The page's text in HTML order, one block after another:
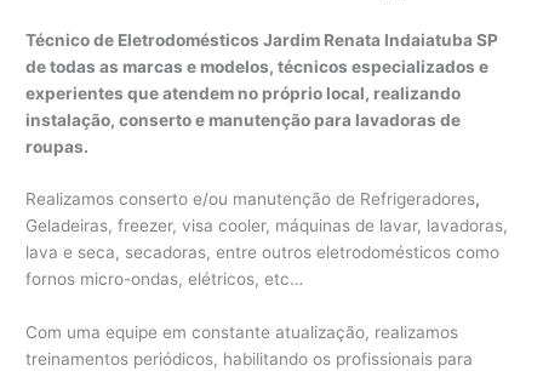
Técnico de Eletrodomésticos Jardim Renata Indaiatuba SP
de todas as marcas e modelos, técnicos especializados e
experientes que atendem no próprio local, realizando
instalação, conserto e manutenção para lavadoras de
roupas.
Realizamos conserto e/ou manutenção de Refrigeradores,
Geladeiras, freezer, visa cooler, máquinas de lavar, lavadoras,
lava e seca, secadoras, entre outros eletrodomésticos como
fornos micro-ondas, elétricos, etc…
Com uma equipe em constante atualização, realizamos
treinamentos periódicos, habilitando os profissionais para